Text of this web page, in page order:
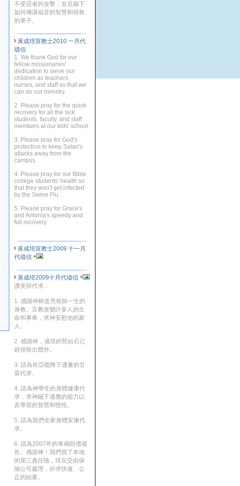
不受惡者的攻擊，並且賜下
如何傳講福音的智慧和得救
的果子。
黃成培宣教士2010 一月代
禱信
1. We thank God for our
fellow missionaries'
dedication to serve our
children as teachers,
nurses, and staff so that we
can do our ministry.
2. Please pray for the quick
recovery for all the sick
students, faculty, and staff
members at our kids' school.
3. Please pray for God's
protection to keep Satan's
attacks away from the
campus.
4. Please pray for our Bible
college students' health so
that they won't get infected
by the Swine Flu.
5. Please pray for Grace's
and Antonia's speedy and
full recovery.
黃成培宣教士2009 十一月
代禱信
黃成培2009十月代禱信
讚美與代求：
1. 感謝神林道亮牧師一生的
身教、言教改變許多人的生
命和事奉，求神安慰他的家
人。
2. 感謝神，成培的腎結石已
經排除出體外。
3. 請為肯亞能降下適量的甘
霖代求。
4. 請為神學生的身體健康代
求，求神賜下適應的能力以
及學習的智慧和悟性。
5. 請為我們全家身體安康代
求。
6. 請為2007年的車禍賠償禱
告。感謝神！我們買了本地
的第三責任險，現在交由保
險公司處理，祈求快速、公
正的結案。